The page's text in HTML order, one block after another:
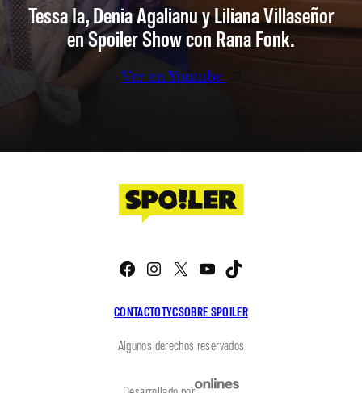
Tessa Ia, Denia Agalianu y Liliana Villaseñor
en Spoiler Show con Rana Fonk.
Ver en Youtube
CONTACTOTYCSOBRE SPOILER
Facebook
Instagram
X YouTube
Algunos derechos reservados